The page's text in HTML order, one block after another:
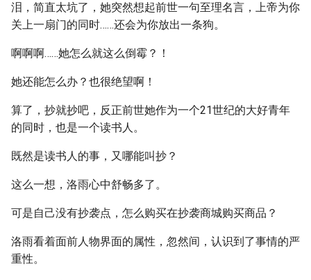
泪，简直太坑了，她突然想起前世一句至理名言，上帝为你
关上一扇门的同时……还会为你放出一条狗。
啊啊啊……她怎么就这么倒霉？！
她还能怎么办？也很绝望啊！
算了，抄就抄吧，反正前世她作为一个21世纪的大好青年
的同时，也是一个读书人。
既然是读书人的事，又哪能叫抄？
这么一想，洛雨心中舒畅多了。
可是自己没有抄袭点，怎么购买在抄袭商城购买商品？
洛雨看着面前人物界面的属性，忽然间，认识到了事情的严
重性。